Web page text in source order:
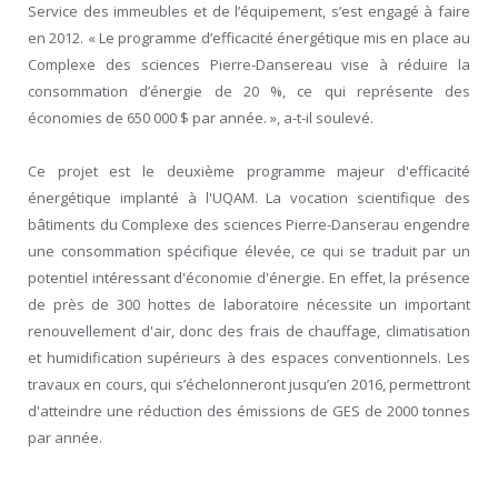
Service des immeubles et de l’équipement, s’est engagé à faire
en 2012. « Le programme d’efficacité énergétique mis en place au
Complexe des sciences Pierre-Dansereau vise à réduire la
consommation d’énergie de 20 %, ce qui représente des
économies de 650 000 $ par année. », a-t-il soulevé.
Ce projet est le deuxième programme majeur d'efficacité
énergétique implanté à l'UQAM. La vocation scientifique des
bâtiments du Complexe des sciences Pierre-Danserau engendre
une consommation spécifique élevée, ce qui se traduit par un
potentiel intéressant d'économie d'énergie. En effet, la présence
de près de 300 hottes de laboratoire nécessite un important
renouvellement d'air, donc des frais de chauffage, climatisation
et humidification supérieurs à des espaces conventionnels. Les
travaux en cours, qui s’échelonneront jusqu’en 2016, permettront
d'atteindre une réduction des émissions de GES de 2000 tonnes
par année.